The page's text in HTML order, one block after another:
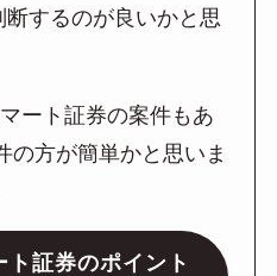
するのが良いかと思
ート証券の案件もあ
の方が簡単かと思いま
証券のポイント